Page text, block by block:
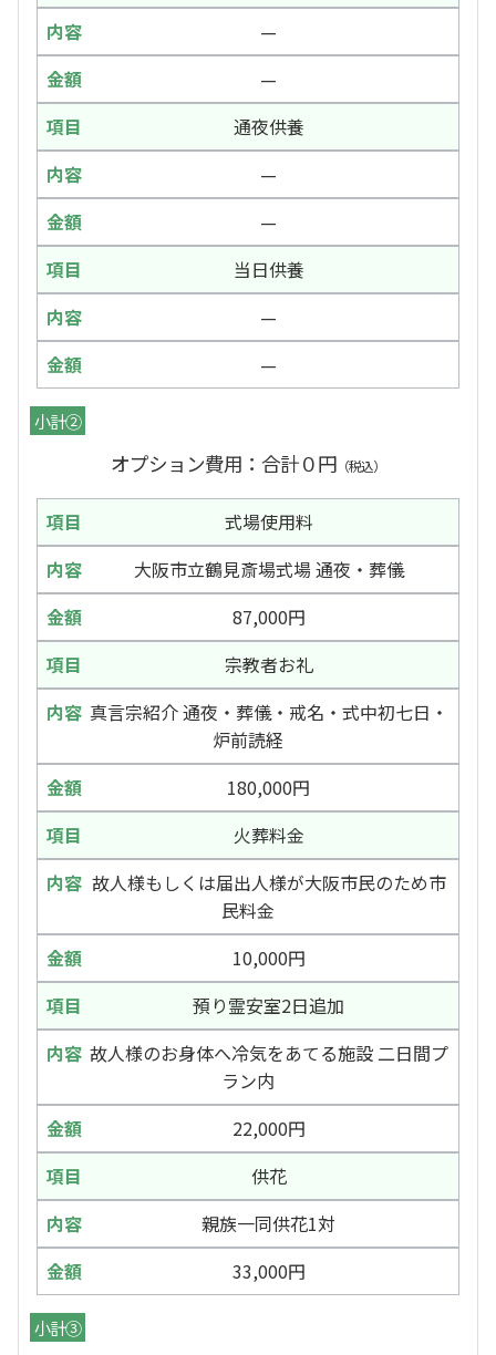
—
—
通夜供養
—
—
当日供養
—
—
小計②
オプション費用：合計０円 （税込）
式場使用料
大阪市立鶴見斎場式場 通夜・葬儀
87,000円
宗教者お礼
真言宗紹介 通夜・葬儀・戒名・式中初七日・
炉前読経
180,000円
火葬料金
故人様もしくは届出人様が大阪市民のため市
民料金
10,000円
預り霊安室2日追加
故人様のお身体へ冷気をあてる施設 二日間プ
ラン内
22,000円
供花
親族一同供花1対
33,000円
小計③